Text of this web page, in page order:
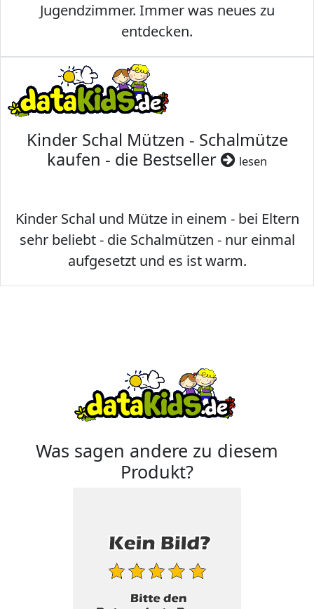
Jugendzimmer. Immer was neues zu
entdecken.
Kinder Schal Mützen - Schalmütze
kaufen - die Bestseller
lesen
Kinder Schal und Mütze in einem - bei Eltern
sehr beliebt - die Schalmützen - nur einmal
aufgesetzt und es ist warm.
Was sagen andere zu diesem
Produkt?